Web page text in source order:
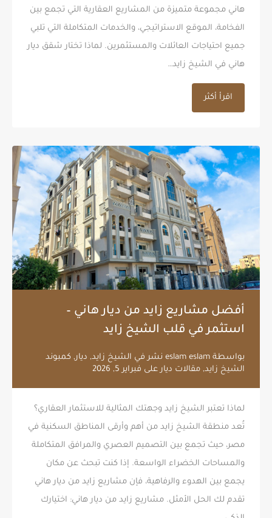
هاني مجموعة متميزة من المشاريع العقارية التي تجمع بين
الفخامة، الموقع الاستراتيجي، والخدمات المتكاملة التي تلبي
جميع احتياجات العائلات والمستثمرين. لماذا تختار شقق ديار
هاني في الشيخ زايد…
اقرأ أكثر
أفضل مشاريع زايد من ديار هاني –
استثمر في قلب الشيخ زايد
بواسطة eslam eslam نشر في الشيخ زايد, ديار , كمبوند
الشيخ زايد, مقالات ديار على فبراير 5, 2026
لماذا تعتبر الشيخ زايد وجهتك المثالية للاستثمار العقاري؟
تُعد منطقة الشيخ زايد من أهم وأرقى المناطق السكنية في
مصر، حيث تجمع بين التصميم العصري والمرافق المتكاملة
والمساحات الخضراء الواسعة. إذا كنت تبحث عن مكان
يجمع بين الهدوء والرفاهية، فإن مشاريع زايد من ديار هاني
تقدم لك الحل الأمثل. مشاريع زايد من ديار هاني: اختيارك